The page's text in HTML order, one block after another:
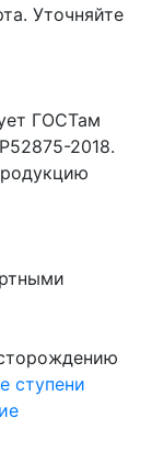
Уточняйте
ГОСТам
2018.
ступени